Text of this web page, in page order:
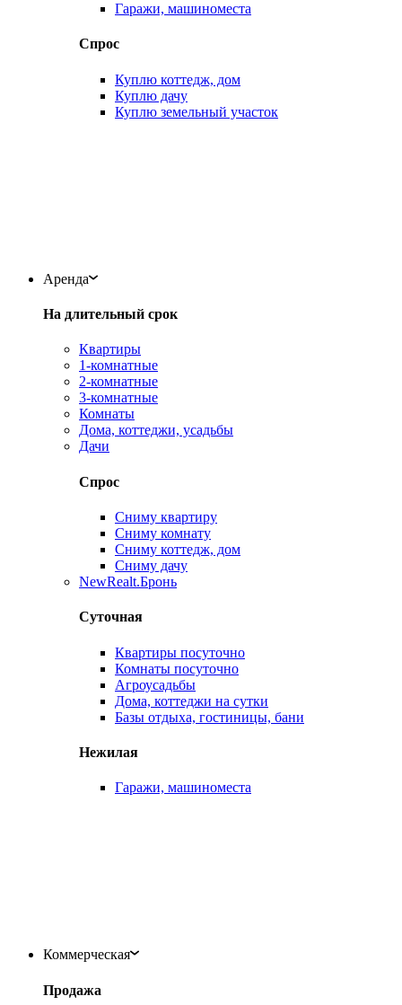
Гаражи, машиноместа
Спрос
Куплю коттедж, дом
Куплю дачу
Куплю земельный участок
Аренда
На длительный срок
Квартиры
1-комнатные
2-комнатные
3-комнатные
Комнаты
Дома, коттеджи, усадьбы
Дачи
Спрос
Сниму квартиру
Сниму комнату
Сниму коттедж, дом
Сниму дачу
NewRealt.Бронь
Суточная
Квартиры посуточно
Комнаты посуточно
Агроусадьбы
Дома, коттеджи на сутки
Базы отдыха, гостиницы, бани
Нежилая
Гаражи, машиноместа
Коммерческая
Продажа